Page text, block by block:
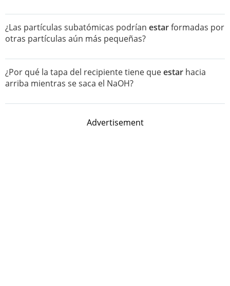
¿Las partículas subatómicas podrían estarformadas por
otras partículas aún más pequeñas?
¿Por qué la tapa del recipiente tiene queestar hacia
arriba mientras se saca el NaOH?
Advertisement